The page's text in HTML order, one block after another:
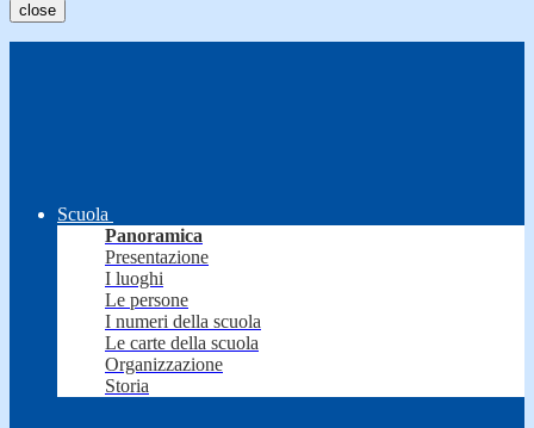
close
Scuola
Panoramica
Presentazione
I luoghi
Le persone
I numeri della scuola
Le carte della scuola
Organizzazione
Storia